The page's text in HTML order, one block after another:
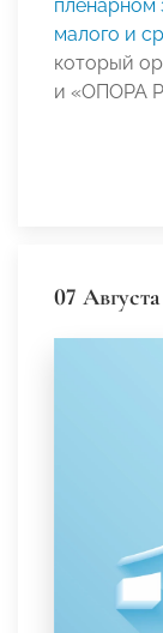
пленарном
малого и
который
и «ОПОРА
07